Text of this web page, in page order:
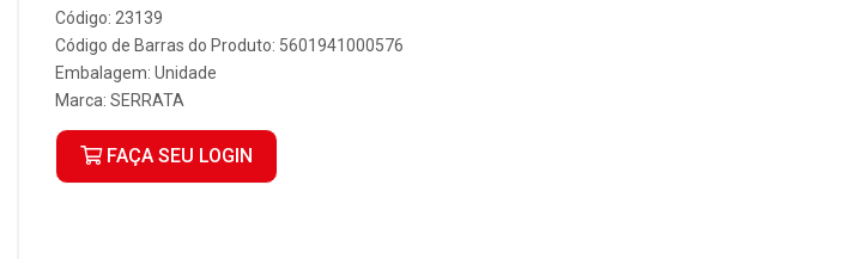
Código: 23139
Código de Barras do Produto: 5601941000576
Embalagem: Unidade
Marca: SERRATA
FAÇA SEU LOGIN